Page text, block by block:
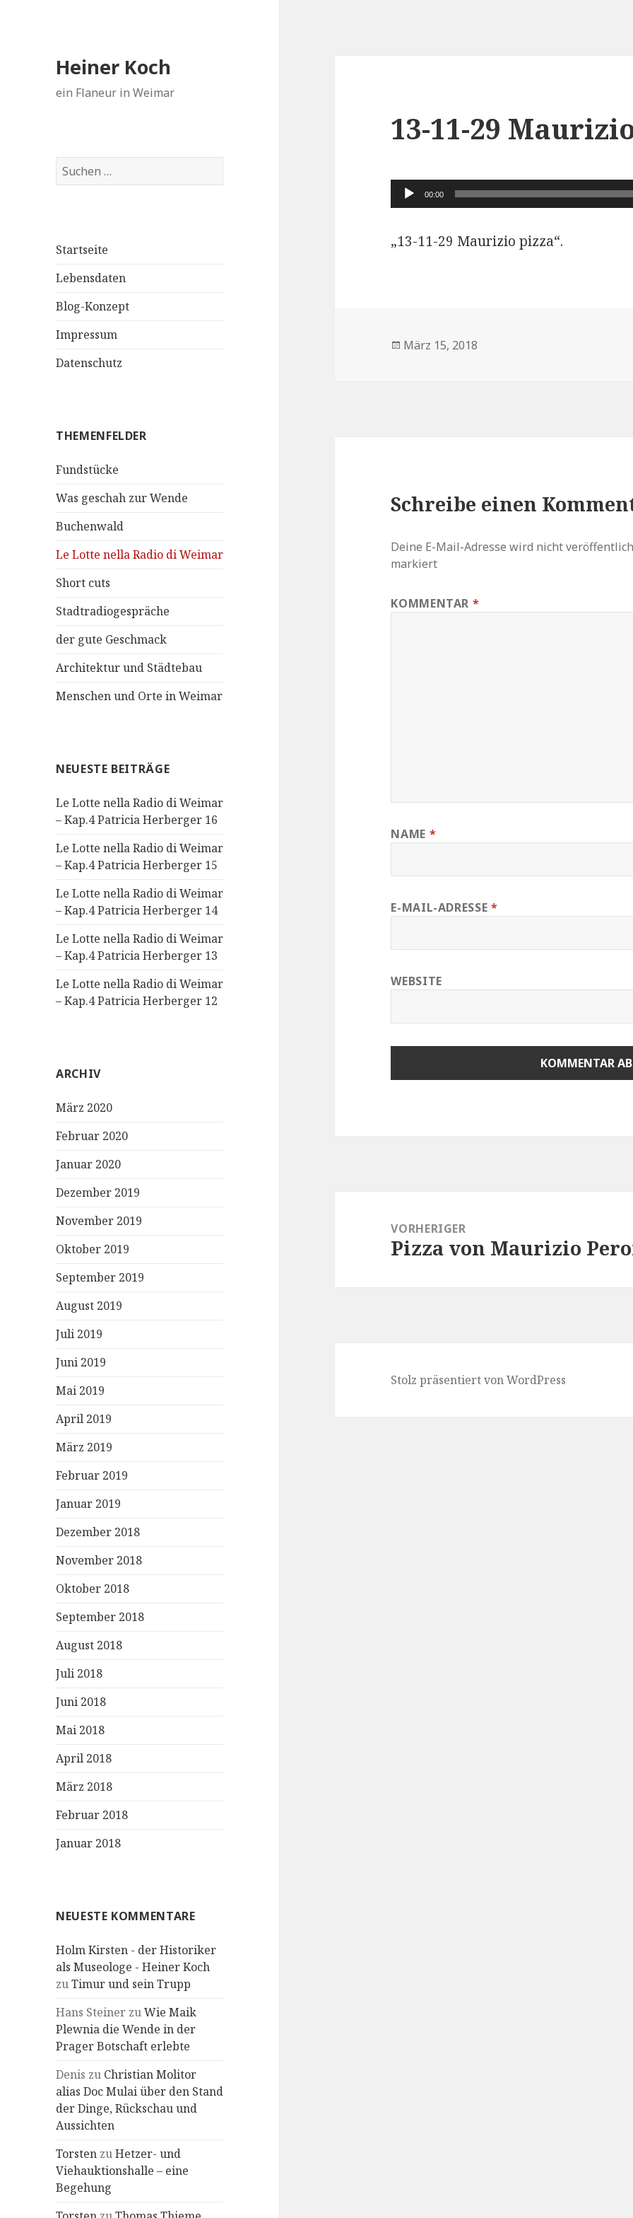
Heiner Koch
ein Flaneur in Weimar
Suchen
nach:
Startseite
Lebensdaten
Blog-Konzept
Impressum
Datenschutz
THEMENFELDER
Fundstücke
Was geschah zur Wende
Buchenwald
Le Lotte nella Radio di Weimar
Short cuts
Stadtradiogespräche
der gute Geschmack
Architektur und Städtebau
Menschen und Orte in Weimar
NEUESTE BEITRÄGE
Le Lotte nella Radio di Weimar
– Kap.4 Patricia Herberger 16
Le Lotte nella Radio di Weimar
– Kap.4 Patricia Herberger 15
Le Lotte nella Radio di Weimar
– Kap.4 Patricia Herberger 14
Le Lotte nella Radio di Weimar
– Kap.4 Patricia Herberger 13
Le Lotte nella Radio di Weimar
– Kap.4 Patricia Herberger 12
ARCHIV
März 2020
Februar 2020
Januar 2020
Dezember 2019
November 2019
Oktober 2019
September 2019
August 2019
Juli 2019
Juni 2019
Mai 2019
April 2019
März 2019
Februar 2019
Januar 2019
Dezember 2018
November 2018
Oktober 2018
September 2018
August 2018
Juli 2018
Juni 2018
Mai 2018
April 2018
März 2018
Februar 2018
Januar 2018
NEUESTE KOMMENTARE
Holm Kirsten - der Historiker
als Museologe - Heiner Koch
zuTimur und sein Trupp
Hans Steiner zuWie Maik
Plewnia die Wende in der
Prager Botschaft erlebte
Denis zu Christian Molitor
alias Doc Mulai über den Stand
der Dinge, Rückschau und
Aussichten
Torsten zuHetzer- und
Viehauktionshalle – eine
Begehung
13-11-29
Audio-
Player
00:00
„13-11-29 Maurizio pizza“.
Veröffentlicht
März 15, 2018
Schreibe einen
Deine E-Mail-Adresse wird nicht
markiert
KOMMENTAR *
NAME *
E-MAIL-ADRESSE *
WEBSITE
VORHERIGER
Vorheriger
Pizza von Maurizio
Stolz präsentiert von WordPress